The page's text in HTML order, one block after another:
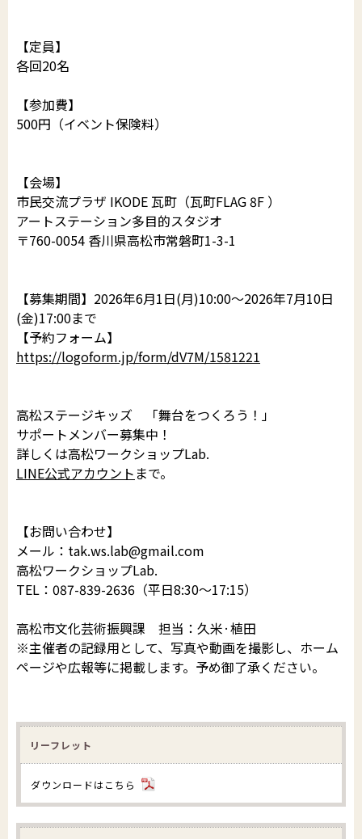
【定員】
各回20名
【参加費】
500円（イベント保険料）
【会場】
市民交流プラザ IKODE 瓦町（瓦町FLAG 8F ）
アートステーション多目的スタジオ
〒760-0054 香川県高松市常磐町1-3-1
【募集期間】2026年6月1日(月)10:00〜2026年7月10日
(金)17:00まで
【予約フォーム】
https://logoform.jp/form/dV7M/1581221
高松ステージキッズ 「舞台をつくろう！」
サポートメンバー募集中！
詳しくは高松ワークショップLab.
LINE公式アカウント まで。
【お問い合わせ】
メール：tak.ws.lab@gmail.com
高松ワークショップLab.
TEL：087-839-2636（平日8:30〜17:15）
高松市文化芸術振興課 担当：久米·植田
※主催者の記録用として、写真や動画を撮影し、ホーム
ページや広報等に掲載します。予め御了承ください。
リーフレット
ダウンロードはこちら